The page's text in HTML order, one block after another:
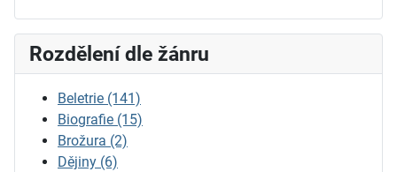
Rozdělení dle žánru
Beletrie (141)
Biografie (15)
Brožura (2)
Dějiny (6)